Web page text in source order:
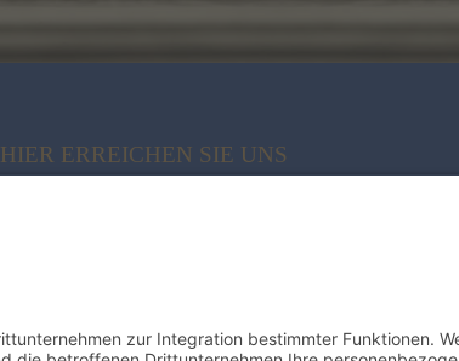
HIER ERREICHEN SIE UNS